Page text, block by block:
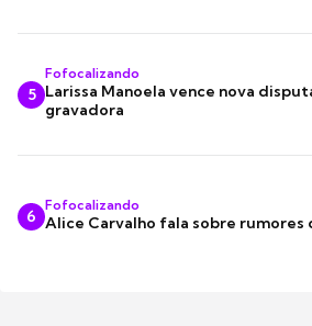
5
Fofocalizando
Larissa Manoela vence nova
gravadora
6
Fofocalizando
Alice Carvalho fala sobre